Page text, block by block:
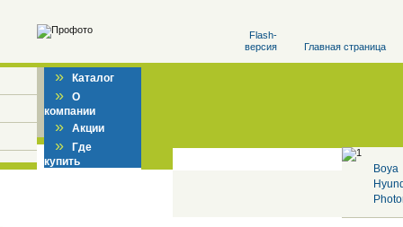
Flash-
версия
Главная страница
» Каталог
» О
компании
» Акции
» Где
купить
Boya